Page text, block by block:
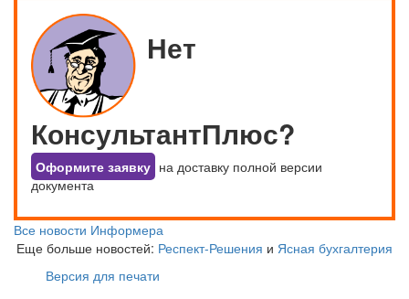
Нет
КонсультантПлюс?
Оформите заявку на доставку полной версии
документа
Все новости Информера
Еще больше новостей: Респект-Решения и Ясная бухгалтерия
Версия для печати